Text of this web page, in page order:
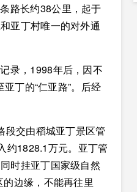
路长约38公里，起于
亚丁村唯一的对外通
录，1998年后，因不
丁的“仁亚路”。后经
段交由稻城亚丁景区管
约1828.1万元。亚丁管
时挂亚丁国家级自然
边缘，不能再往里